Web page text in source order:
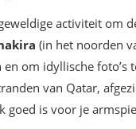
activiteit om
(in het noorden
en om idyllische foto’s
van Qatar,
goed is voor je